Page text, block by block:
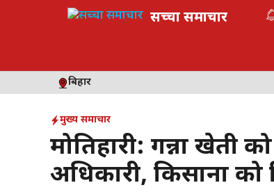
सच्चा समाचार
बिहार
मुख्य समाचार
मोतिहारी: गन्ना खेती
अधिकारी, किसानों को